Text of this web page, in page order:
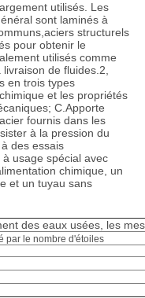
utilisés. Les
sont laminés à
structurels
pour obtenir le
utilisés comme
de fluides.2,
en trois types
et les propriétés
C.Apporte
fournis dans les
à la pression du
des essais
usage spécial avec
chimique, un
et un tuyau sans
des eaux usées, les
par le nombre d'étoiles